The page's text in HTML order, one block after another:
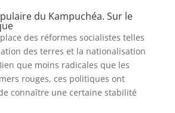
du Kampuchéa. Sur le
des réformes socialistes telles
des terres et la nationalisation
que moins radicales que les
rouges, ces politiques ont
connaître une certaine stabilité